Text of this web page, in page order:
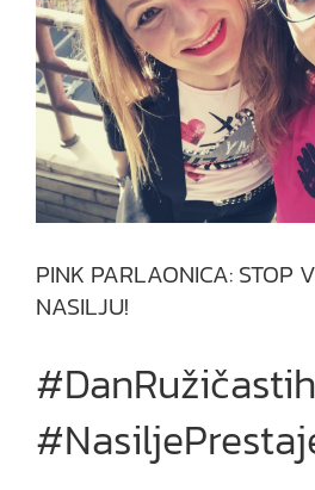
PINK PARLAONICA: STOP
NASILJU!